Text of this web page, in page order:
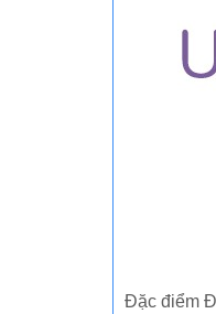
Đặc điểm